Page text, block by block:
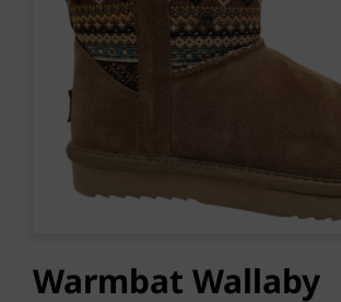
Warmbat Wallaby